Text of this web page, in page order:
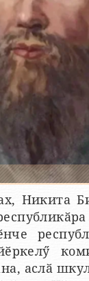
Никита
аслӑ